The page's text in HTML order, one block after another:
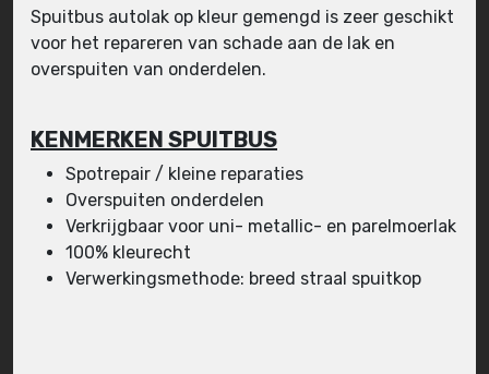
Spuitbus autolak op kleur gemengd is zeer geschikt
voor het repareren van schade aan de lak en
overspuiten van onderdelen.
KENMERKEN SPUITBUS
Spotrepair / kleine reparaties
Overspuiten onderdelen
Verkrijgbaar voor uni- metallic- en parelmoerlak
100% kleurecht
Verwerkingsmethode: breed straal spuitkop